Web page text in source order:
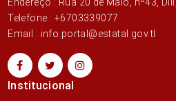
Telefone : +6703339077
Email : info.portal@estatal.gov.tl
Institucional